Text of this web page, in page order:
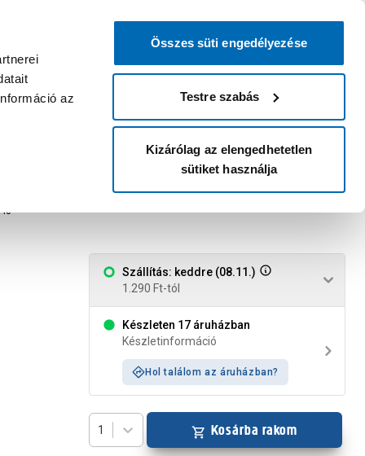
az
Összes süti engedélyezése
Testre szabás
Kizárólag az elengedhetetlen
sütiket használja
bejelentkezni?
Belépés Listáim
Áruházak és szolgáltatások
Szállítás: keddre (08.11.)
1.290 Ft-tól
Készleten 17 áruházban
Készletinformáció
Hol találom az áruházban?
1 Kosárba rakom